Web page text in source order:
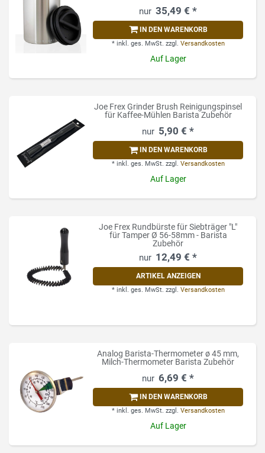
35,49 € *
IN DEN WARENKORB
* inkl. ges. MwSt. zzgl. Versandkosten
Auf Lager
Joe Frex Grinder Brush Reinigungspinsel
für Kaffee-Mühlen Barista Zubehör
5,90 € *
IN DEN WARENKORB
* inkl. ges. MwSt. zzgl. Versandkosten
Auf Lager
Joe Frex Rundbürste für Siebträger "L"
für Tamper Ø 56-58mm - Barista
Zubehör
12,49 € *
ARTIKEL ANZEIGEN
* inkl. ges. MwSt. zzgl. Versandkosten
Analog Barista-Thermometer ø 45 mm,
Milch-Thermometer Barista Zubehör
6,69 € *
IN DEN WARENKORB
* inkl. ges. MwSt. zzgl. Versandkosten
Auf Lager